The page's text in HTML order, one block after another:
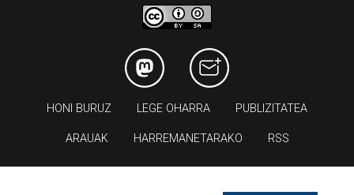
HONI BURUZ LEGE OHARRA PUBLIZITATEA
ARAUAK HARREMANETARAKO RSS